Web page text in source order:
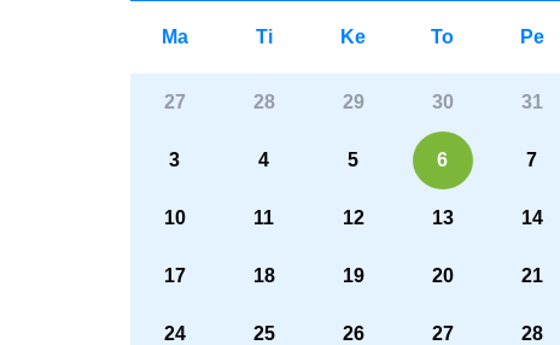
Ma Ti Ke To Pe
27 28 29 30 31
3 4 5 6 7
10 11 12 13 14
17 18 19 20 21
24 25 26 27 28